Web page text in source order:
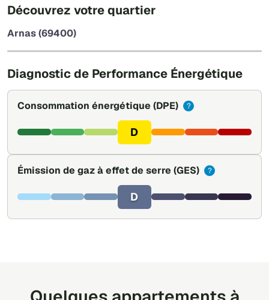
Découvrez votre quartier
Arnas (69400)
Diagnostic de Performance Énergétique
Consommation énergétique (DPE) ?
D
Émission de gaz à effet de serre (GES) ?
D